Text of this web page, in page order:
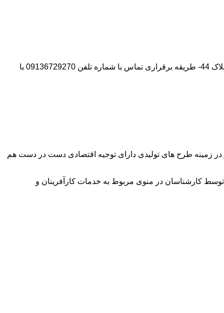
آدرس شرکت:استان تهران- شهر پیشوا- روبروی درب دانشگاه آزاد واحد ورامین – پیشوا – خیابان سروستان- انتهای کوچه سروستان نهم – پلاک 44- طریقه برقراری تماس با شماره تلفن 09136729270 با
در زمینه طرح های تولیدی دارای توجیه اقتصادی دست در دست هم
کارشناسان در منوی مربوط به خدمات کارآفرینان و